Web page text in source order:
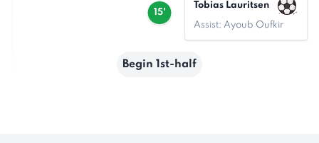
15'
Tobias Lauritsen
Assist: Ayoub Oufkir
Begin 1st-half